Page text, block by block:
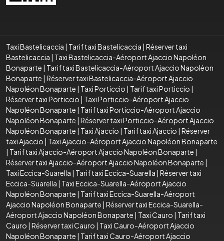
Taxi Bastelicaccia | Tarif taxi Bastelicaccia | Réserver taxi
Bastelicaccia | Taxi Bastelicaccia-Aéroport Ajaccio Napoléon
Bonaparte | Tarif taxi Bastelicaccia-Aéroport Ajaccio Napoléon
Bonaparte | Réserver taxi Bastelicaccia-Aéroport Ajaccio
Napoléon Bonaparte | Taxi Porticcio | Tarif taxi Porticcio |
Réserver taxi Porticcio | Taxi Porticcio-Aéroport Ajaccio
Napoléon Bonaparte | Tarif taxi Porticcio-Aéroport Ajaccio
Napoléon Bonaparte | Réserver taxi Porticcio-Aéroport Ajaccio
Napoléon Bonaparte | Taxi Ajaccio | Tarif taxi Ajaccio | Réserver
taxi Ajaccio | Taxi Ajaccio-Aéroport Ajaccio Napoléon Bonaparte
| Tarif taxi Ajaccio-Aéroport Ajaccio Napoléon Bonaparte |
Réserver taxi Ajaccio-Aéroport Ajaccio Napoléon Bonaparte |
Taxi Eccica-Suarella | Tarif taxi Eccica-Suarella | Réserver taxi
Eccica-Suarella | Taxi Eccica-Suarella-Aéroport Ajaccio
Napoléon Bonaparte | Tarif taxi Eccica-Suarella-Aéroport
Ajaccio Napoléon Bonaparte | Réserver taxi Eccica-Suarella-
Aéroport Ajaccio Napoléon Bonaparte | Taxi Cauro | Tarif taxi
Cauro | Réserver taxi Cauro | Taxi Cauro-Aéroport Ajaccio
Napoléon Bonaparte | Tarif taxi Cauro-Aéroport Ajaccio